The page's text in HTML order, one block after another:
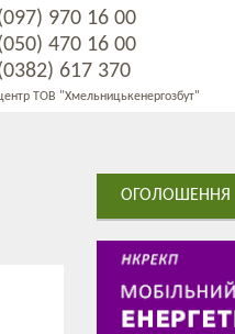
970 16 00
470 16 00
617 370
ТОВ "Хмельницькенергозбут"
ОГОЛОШЕННЯ